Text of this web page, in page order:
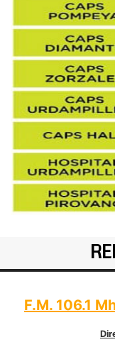
F.M. 106.1